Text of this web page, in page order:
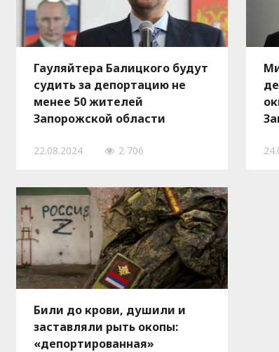
Гауляйтера Балицкого будут
судить за депортацию не
менее 50 жителей
Запорожской области
22.08.2024 2 706
Били до крови, душили и
заставляли рыть окопы:
«депортированная»